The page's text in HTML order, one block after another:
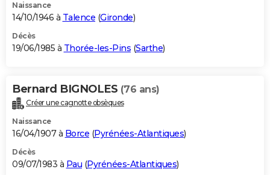
Naissance
14/10/1946 à Talence (Gironde)
Décès
19/06/1985 à Thorée-les-Pins (Sarthe)
Bernard BIGNOLES (76 ans)
Créer une cagnotte obsèques
Naissance
16/04/1907 à Borce (Pyrénées-Atlantiques)
Décès
09/07/1983 à Pau (Pyrénées-Atlantiques)